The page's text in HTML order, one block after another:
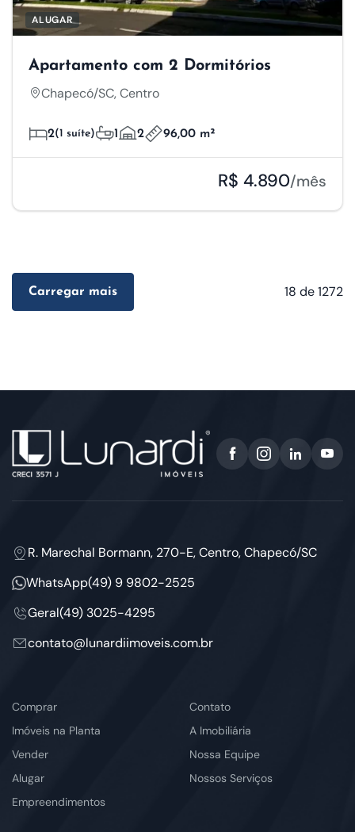
ALUGAR
Apartamento com 2 Dormitórios
Chapecó/SC, Centro
2(1 suíte) 1 2 96,00 m²
R$ 4.890/mês
Carregar mais 18 de 1272
R. Marechal Bormann, 270-E, Centro, Chapecó/SC
WhatsApp(49) 9 9802-2525
Geral(49) 3025-4295
contato@lunardiimoveis.com.br
Comprar
Imóveis na Planta
Vender
Alugar
Empreendimentos
Contato
A Imobiliária
Nossa Equipe
Nossos Serviços